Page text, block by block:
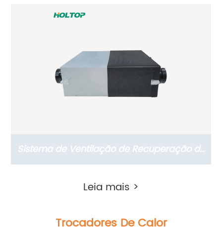
Sistema de Ventilação de Recuperação de
Energia Residencial Série Slim (ERVs
Leia mais >
Trocadores De Calor